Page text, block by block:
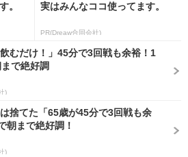
。
実はみんなココ使ってます。
PR(Dreaw合同会社)
飲むだけ！」45分で3回戦も余裕！1
で絶好調
)
捨てた「65歳が45分で3回戦も余
朝まで絶好調！
)